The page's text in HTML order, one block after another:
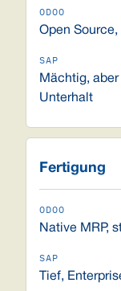
Open
Mächtig,
Unterhalt
Fertigung
Native MRP,
Tief,